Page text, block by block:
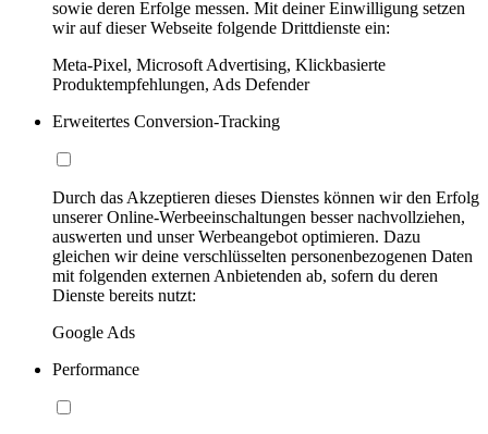
sowie deren Erfolge messen. Mit deiner Einwilligung setzen
wir auf dieser Webseite folgende Drittdienste ein:
Meta-Pixel, Microsoft Advertising, Klickbasierte
Produktempfehlungen, Ads Defender
Erweitertes Conversion-Tracking
Durch das Akzeptieren dieses Dienstes können wir den Erfolg
unserer Online-Werbeeinschaltungen besser nachvollziehen,
auswerten und unser Werbeangebot optimieren. Dazu
gleichen wir deine verschlüsselten personenbezogenen Daten
mit folgenden externen Anbietenden ab, sofern du deren
Dienste bereits nutzt:
Google Ads
Performance